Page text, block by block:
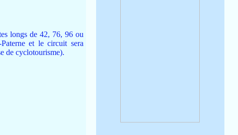
longs de 42, 76, 96 ou
et le circuit sera
de cyclotourisme).